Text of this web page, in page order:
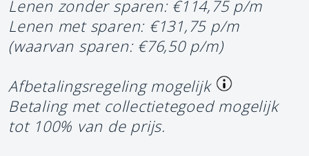
Lenen zonder sparen: €114,75 p/m
Lenen met sparen: €131,75 p/m
(waarvan sparen: €76,50 p/m)
Afbetalingsregeling mogelijk
Betaling met collectietegoed mogelijk
tot 100% van de prijs.